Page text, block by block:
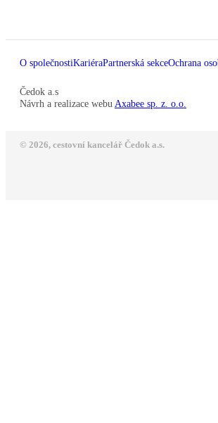
O společnostiKariéraPartnerská sekceOchrana
Čedok a.s
Návrh a realizace webu Axabee sp. z. o.o.
© 2026, cestovní kancelář Čedok a.s.